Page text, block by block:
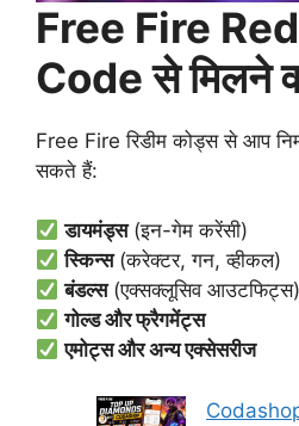
Free Fire
Code से मिलने
Free Fire रिडीम कोड्स से आप
सकते हैं:
डायमंड्स(इन-गेम करेंसी)
स्किन्स(करेक्टर, गन, व्हीकल)
बंडल्स(एक्सक्लूसिव आउटफिट्स)
गोल्ड और फ्रैगमेंट्स
एमोट्स और अन्य एक्सेसरीज